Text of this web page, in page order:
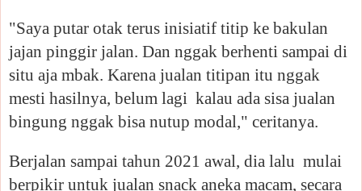
"Saya putar otak terus inisiatif titip ke bakulan
jajan pinggir jalan. Dan nggak berhenti sampai di
situ aja mbak. Karena jualan titipan itu nggak
mesti hasilnya, belum lagi kalau ada sisa jualan
bingung nggak bisa nutup modal," ceritanya.
Berjalan sampai tahun 2021 awal, dia lalu mulai
berpikir untuk jualan snack aneka macam, secara